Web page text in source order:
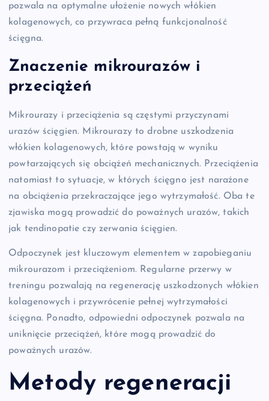
pozwala na optymalne ułożenie nowych włókien
kolagenowych, co przywraca pełną funkcjonalność
ścięgna.
Znaczenie mikrourazów i
przeciążeń
Mikrourazy i przeciążenia są częstymi przyczynami
urazów ścięgien. Mikrourazy to drobne uszkodzenia
włókien kolagenowych, które powstają w wyniku
powtarzających się obciążeń mechanicznych. Przeciążenia
natomiast to sytuacje, w których ścięgno jest narażone
na obciążenia przekraczające jego wytrzymałość. Oba te
zjawiska mogą prowadzić do poważnych urazów, takich
jak tendinopatie czy zerwania ścięgien.
Odpoczynek jest kluczowym elementem w zapobieganiu
mikrourazom i przeciążeniom. Regularne przerwy w
treningu pozwalają na regenerację uszkodzonych włókien
kolagenowych i przywrócenie pełnej wytrzymałości
ścięgna. Ponadto, odpowiedni odpoczynek pozwala na
uniknięcie przeciążeń, które mogą prowadzić do
poważnych urazów.
Metody regeneracji